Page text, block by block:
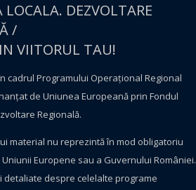
DEZVOLTARE
/
VIITORUL TAU!
cadrul Programului Operațional Regional
de Uniunea Europeană prin Fondul
Regională.
material nu reprezintă în mod obligatoriu
Europene sau a Guvernului României.
detaliate despre celelalte programe